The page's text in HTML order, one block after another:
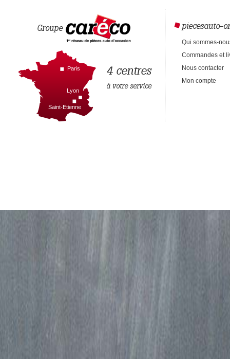
Groupe
4 centres
à votre service
Paris
Lyon
Saint-Etienne
piecesauto-
Qui sommes-
Commandes et
Nous contacter
Mon compte